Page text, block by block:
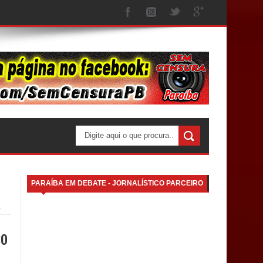
PARAÍBA EM DEBATE - JORNALÍSTICO PARCEIRO